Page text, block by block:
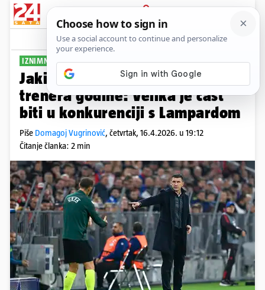
PRIJAVA
Sport Komentari
IZNIMNO PRIZNANJE
Jakirović o nominaciji za
trenera godine: Velika je čast
biti u konkurenciji s Lampardom
Piše Domagoj Vugrinović, četvrtak, 16.4.2026. u 19:12
Čitanje članka: 2 min